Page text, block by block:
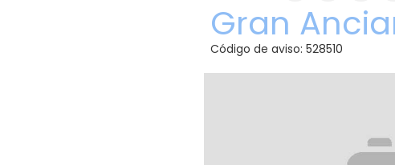
Gran
Código de aviso: 528510